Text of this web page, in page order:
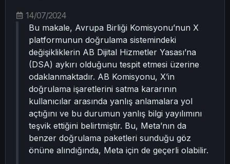
14/07/2024
Bu makale, Avrupa Birliği Komisyonu’nun X
platformunun doğrulama sistemindeki
değişikliklerin AB Dijital Hizmetler Yasası’na
(DSA) aykırı olduğunu tespit etmesi üzerine
odaklanmaktadır. AB Komisyonu, X’in
doğrulama işaretlerini satma kararının
kullanıcılar arasında yanlış anlamalara yol
açtığını ve bu durumun yanlış bilgi yayılımını
teşvik ettiğini belirtmiştir. Bu, Meta’nın da
benzer doğrulama paketleri sunduğu göz
önüne alındığında, Meta için de geçerli olabilir.